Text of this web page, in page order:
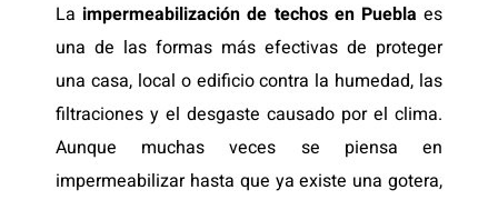
La impermeabilización de techos en Puebla es
una de las formas más efectivas de proteger
una casa, local o edificio contra la humedad, las
filtraciones y el desgaste causado por el clima.
Aunque muchas veces se piensa en
impermeabilizar hasta que ya existe una gotera,